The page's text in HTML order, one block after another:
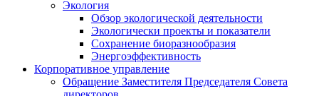
Экология
Обзор экологической деятельности
Экологически проекты и показатели
Сохранение биоразнообразия
Энергоэффективность
Корпоративное управление
Обращение Заместителя Председателя Совета